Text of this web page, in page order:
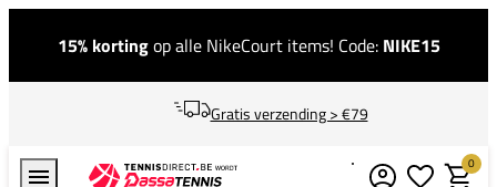
15% kortingop alle NikeCourt items! Code: NIKE15
Gratis verzending > €79
0